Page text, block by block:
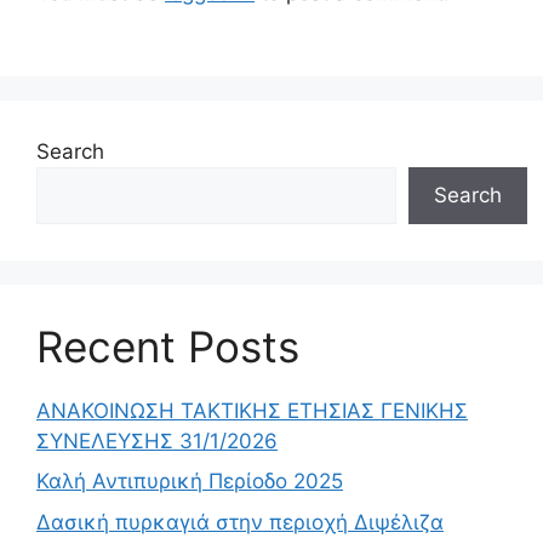
Search
Search
Recent Posts
ΑΝΑΚΟΙΝΩΣΗ ΤΑΚΤΙΚΗΣ ΕΤΗΣΙΑΣ ΓΕΝΙΚΗΣ
ΣΥΝΕΛΕΥΣΗΣ 31/1/2026
Καλή Αντιπυρική Περίοδο 2025
Δασική πυρκαγιά στην περιοχή Διψέλιζα